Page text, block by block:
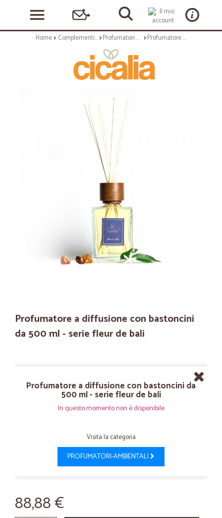
Home Complementi arredo Profumatori ambientali Profumatore a diffusione con bastoncini da 500 ml - serie fleur de bali
Profumatore a diffusione con bastoncini
da 500 ml - serie fleur de bali
Profumatore a diffusione con bastoncini da
500 ml - serie fleur de bali
In questo momento non è disponibile
Visita la categoria
PROFUMATORI-AMBIENTALI
88,88 €